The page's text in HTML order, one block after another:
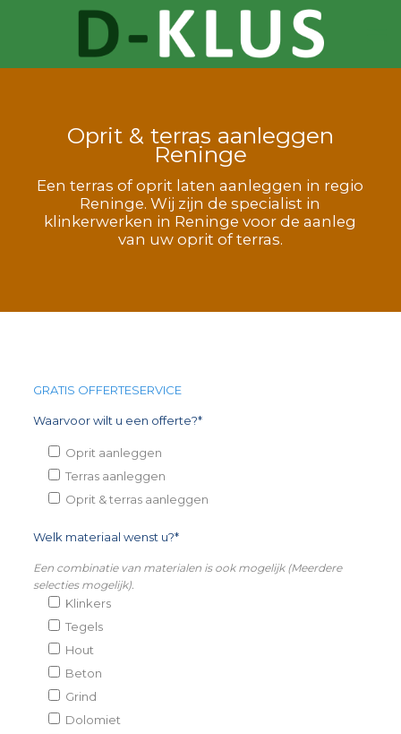
Oprit & terras aanleggen
Reninge
Een terras of oprit laten aanleggen in regio
Reninge. Wij zijn de specialist in
klinkerwerken in Reninge voor de aanleg
van uw oprit of terras.
GRATIS OFFERTESERVICE
Waarvoor wilt u een offerte?*
Oprit aanleggen
Terras aanleggen
Oprit & terras aanleggen
Welk materiaal wenst u?*
Een combinatie van materialen is ook mogelijk (Meerdere
selecties mogelijk).
Klinkers
Tegels
Hout
Beton
Grind
Dolomiet